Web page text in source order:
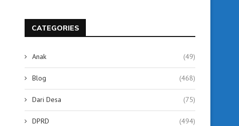
CATEGORIES
Anak (49)
Blog (468)
Dari Desa (75)
DPRD (494)